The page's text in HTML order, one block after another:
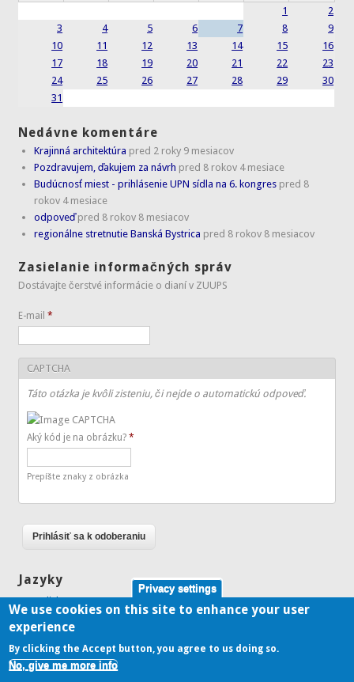
1
2
3
4 5 6 7 8
9
10
11 12 13 14 15
16
17
18 19 20 21 22
23
24
25 26 27 28 29
30
31
Nedávne komentáre
Krajinná architektúra pred 2 roky 9 mesiacov
Pozdravujem, ďakujem za návrh pred 8 rokov 4 mesiace
Budúcnosť miest - prihlásenie UPN sídla na 6. kongres pred 8
rokov 4 mesiace
odpoveď pred 8 rokov 8 mesiacov
regionálne stretnutie Banská Bystrica pred 8 rokov 8 mesiacov
Zasielanie informačných správ
Dostávajte čerstvé informácie o dianí v ZUUPS
E-mail*
CAPTCHA
Táto otázka je kvôli zisteniu, či nejde o automatickú odpoveď.
Aký kód je na obrázku?*
Prepíšte znaky z obrázka
Jazyky
English
Slovenčina
Copyright © 2026,
Privacy settings
We use cookies on this site to enhance your user
experience
By clicking the Accept button, you agree to us doing so.
No, give me more info